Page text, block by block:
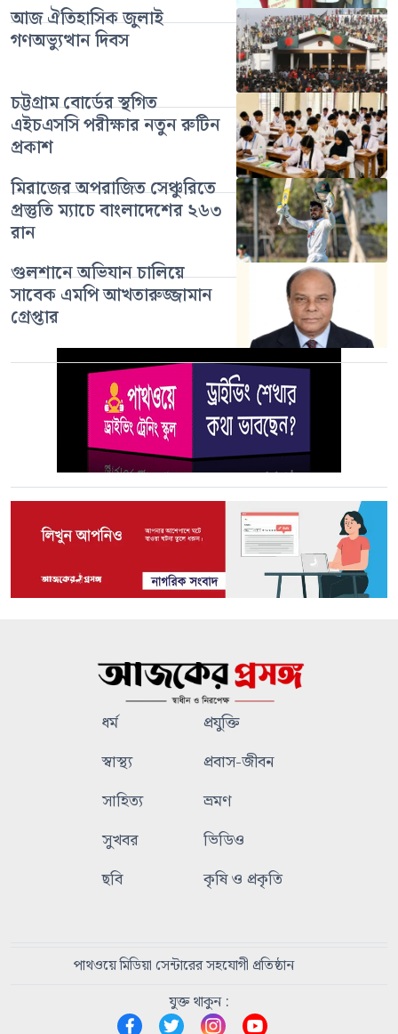
আজ ঐতিহাসিক জুলাই
গণঅভ্যুত্থান দিবস
চট্টগ্রাম বোর্ডের স্থগিত
এইচএসসি পরীক্ষার নতুন রুটিন
প্রকাশ
মিরাজের অপরাজিত সেঞ্চুরিতে
প্রস্তুতি ম্যাচে বাংলাদেশের ২৬৩
রান
গুলশানে অভিযান চালিয়ে
সাবেক এমপি আখতারুজ্জামান
গ্রেপ্তার
ধর্ম
প্রযুক্তি
স্বাস্থ্য
প্রবাস-জীবন
সাহিত্য
ভ্রমণ
সুখবর
ভিডিও
ছবি
কৃষি ও প্রকৃতি
পাথওয়ে মিডিয়া সেন্টারের সহযোগী প্রতিষ্ঠান
যুক্ত থাকুন :